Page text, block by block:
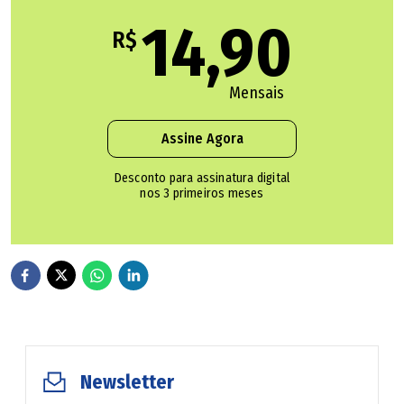
Empresa celebrou contrato fraudulento com Saneago
no valor de R$ 4 milhões, diz MP-GO
Após suspeita, Caiado indica novo diretor para a
A Saneago afirma que as contribuições indicam a
"Diante da magnitude das alterações identificadas,
conclui-se que os documentos que instruíram a
R$ 14,90
Mensais
Assine Agora
Desconto para assinatura digital
nos 3 primeiros meses
Newsletter